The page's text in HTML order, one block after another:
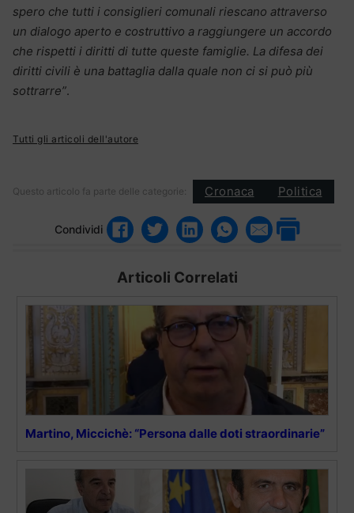
spero che tutti i consiglieri comunali riescano attraverso
un dialogo aperto e costruttivo a raggiungere un accordo
che rispetti i diritti di tutte queste famiglie. La difesa dei
diritti civili è una battaglia dalla quale non ci si può più
sottrarre”.
Tutti gli articoli dell'autore
Questo articolo fa parte delle categorie: Cronaca Politica
Condividi
Articoli Correlati
Martino, Miccichè: “Persona dalle doti straordinarie”